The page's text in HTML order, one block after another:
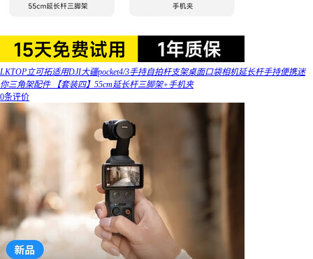
LKTOP立可拓适用DJI大疆pocket4/3手持自拍杆支架桌面口袋相机延长杆手持便携迷
你三角架配件 【套装四】55cm延长杆三脚架+手机夹
0条评价